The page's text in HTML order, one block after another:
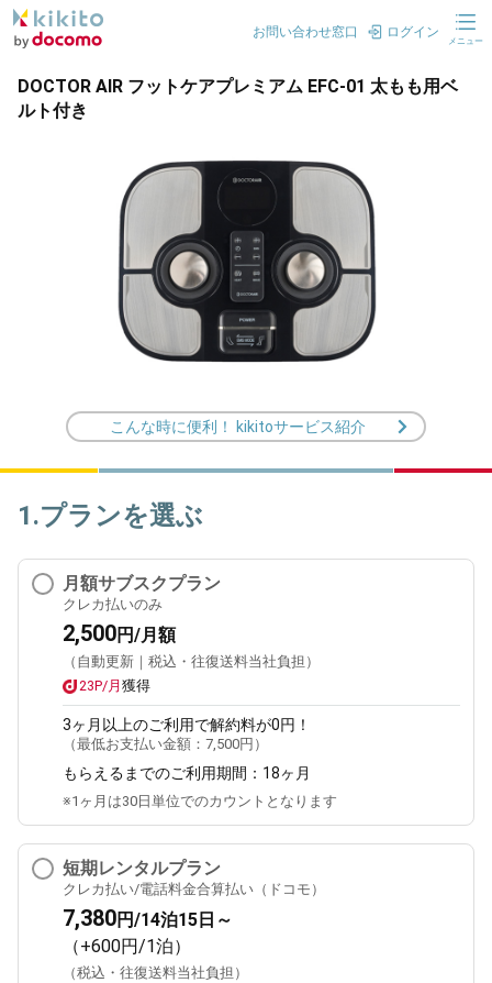
お問い合わせ窓口 ログイン
メニュー
DOCTOR AIR フットケアプレミアム EFC-01 太もも用ベ
ルト付き
こんな時に便利！ kikitoサービス紹介
1.プランを選ぶ
月額サブスクプラン
クレカ払いのみ
2,500円/月額
（自動更新｜税込・往復送料当社負担）
23P/月 獲得
3ヶ月 以上のご利用で解約料が0円！
（最低お支払い金額： 7,500円 ）
もらえるまでのご利用期間： 18ヶ月
※1ヶ月は30日単位でのカウントとなります
短期レンタルプラン
クレカ払い/電話料金合算払い（ドコモ）
7,380円/14泊15日～
（+600円/1泊）
（税込・往復送料当社負担）